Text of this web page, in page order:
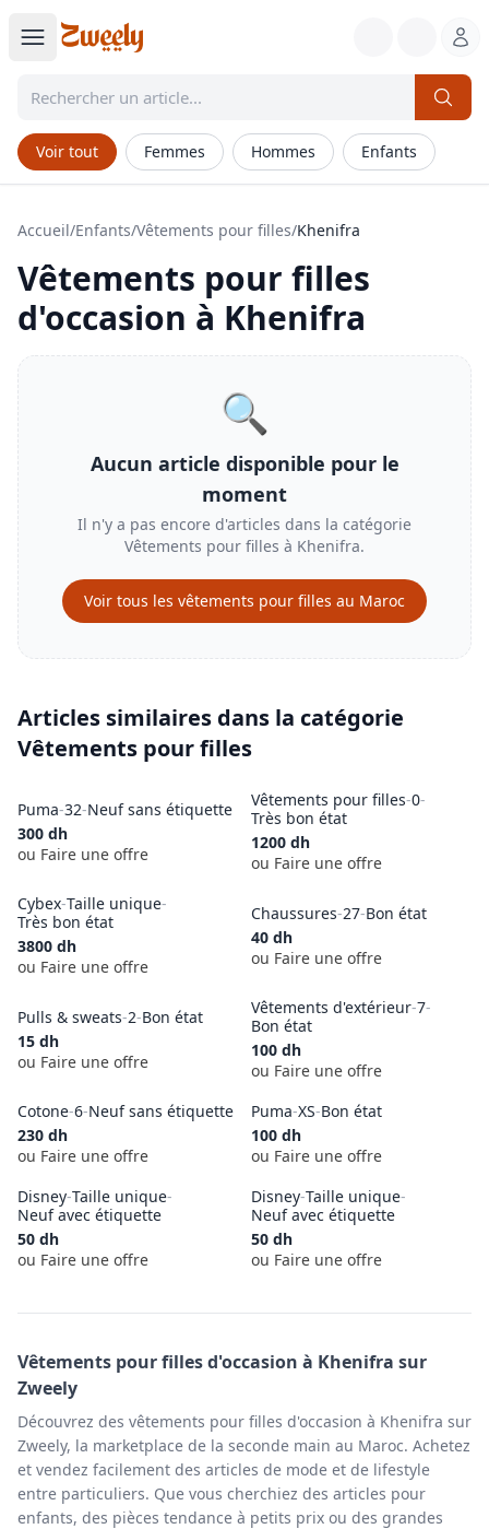
Voir tout Femmes Hommes Enfants
Accueil/Enfants/Vêtements pour filles/Khenifra
Vêtements pour filles
d'occasion à Khenifra
🔍
Aucun article disponible pour le
moment
Il n'y a pas encore d'articles dans la catégorie
Vêtements pour filles à Khenifra.
Voir tous les vêtements pour filles au Maroc
Articles similaires dans la catégorie
Vêtements pour filles
Puma-32-Neuf sans étiquette
300 dh
ou Faire une offre
Vêtements pour filles-0-
Très bon état
1200 dh
ou Faire une offre
Cybex-Taille unique-
Très bon état
3800 dh
ou Faire une offre
Chaussures-27-Bon état
40 dh
ou Faire une offre
Pulls & sweats-2-Bon état
15 dh
ou Faire une offre
Vêtements d'extérieur-7-
Bon état
100 dh
ou Faire une offre
Cotone-6-Neuf sans étiquette
230 dh
ou Faire une offre
Puma-XS-Bon état
100 dh
ou Faire une offre
Disney-Taille unique-
Neuf avec étiquette
50 dh
ou Faire une offre
Disney-Taille unique-
Neuf avec étiquette
50 dh
ou Faire une offre
Vêtements pour fillesd'occasion à Khenifra sur
Zweely
Découvrez des vêtements pour filles d'occasion à Khenifra sur
Zweely, la marketplace de la seconde main au Maroc. Achetez
et vendez facilement des articles de mode et de lifestyle
entre particuliers. Que vous cherchiez des articles pour
enfants, des pièces tendance à petits prix ou des grandes